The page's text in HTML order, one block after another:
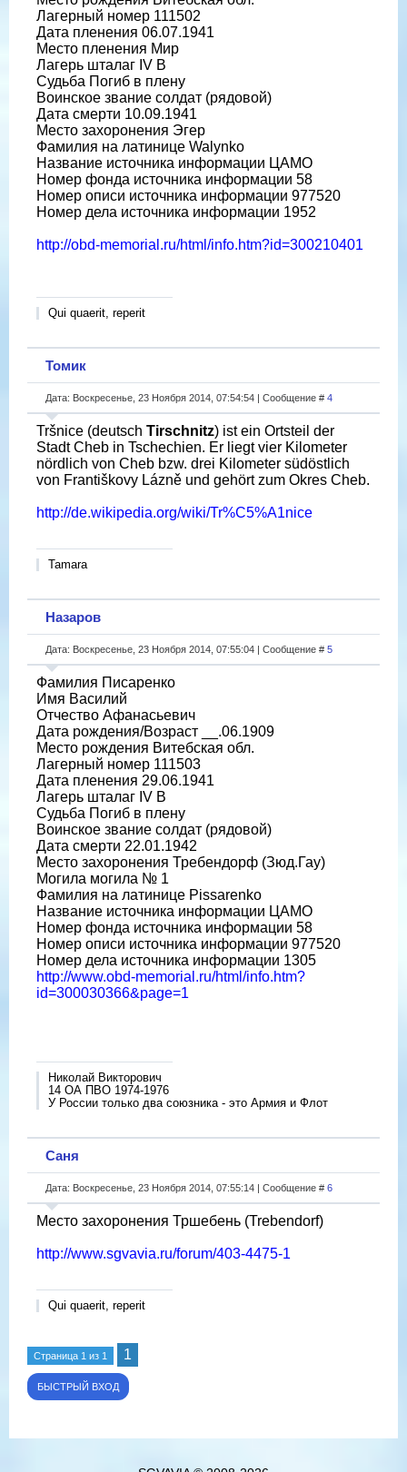
Лагерный номер 111502
Дата пленения 06.07.1941
Место пленения Мир
Лагерь шталаг IV B
Судьба Погиб в плену
Воинское звание солдат (рядовой)
Дата смерти 10.09.1941
Место захоронения Эгер
Фамилия на латинице Walynko
Название источника информации ЦАМО
Номер фонда источника информации 58
Номер описи источника информации 977520
Номер дела источника информации 1952
http://obd-memorial.ru/html/info.htm?id=300210401
Qui quaerit, reperit
Томик
Дата: Воскресенье, 23 Ноября 2014, 07:54:54 | Сообщение # 4
Tršnice (deutsch Tirschnitz) ist ein Ortsteil der
Stadt Cheb in Tschechien. Er liegt vier Kilometer
nördlich von Cheb bzw. drei Kilometer südöstlich
von Františkovy Lázně und gehört zum Okres Cheb.
http://de.wikipedia.org/wiki/Tr%C5%A1nice
Tamara
Назаров
Дата: Воскресенье, 23 Ноября 2014, 07:55:04 | Сообщение # 5
Фамилия Писаренко
Имя Василий
Отчество Афанасьевич
Дата рождения/Возраст __.06.1909
Место рождения Витебская обл.
Лагерный номер 111503
Дата пленения 29.06.1941
Лагерь шталаг IV B
Судьба Погиб в плену
Воинское звание солдат (рядовой)
Дата смерти 22.01.1942
Место захоронения Требендорф (Зюд.Гау)
Могила могила № 1
Фамилия на латинице Pissarenko
Название источника информации ЦАМО
Номер фонда источника информации 58
Номер описи источника информации 977520
Номер дела источника информации 1305
http://www.obd-memorial.ru/html/info.htm?
id=300030366&page=1
Николай Викторович
14 ОА ПВО 1974-1976
У России только два союзника - это Армия и Флот
Саня
Дата: Воскресенье, 23 Ноября 2014, 07:55:14 | Сообщение # 6
Место захоронения Тршебень (Trebendorf)
http://www.sgvavia.ru/forum/403-4475-1
Qui quaerit, reperit
Страница 1 из 1 1